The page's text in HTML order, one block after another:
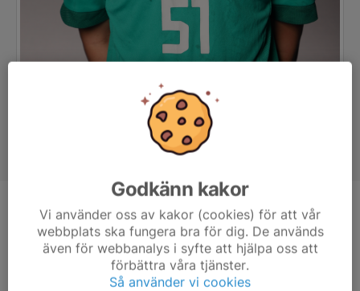
Position
-
Ålder
14 år
Godkänn kakor
Vi använder oss av kakor (cookies) för att vår
webbplats ska fungera bra för dig. De används
även för webbanalys i syfte att hjälpa oss att
förbättra våra tjänster.
Så använder vi cookies